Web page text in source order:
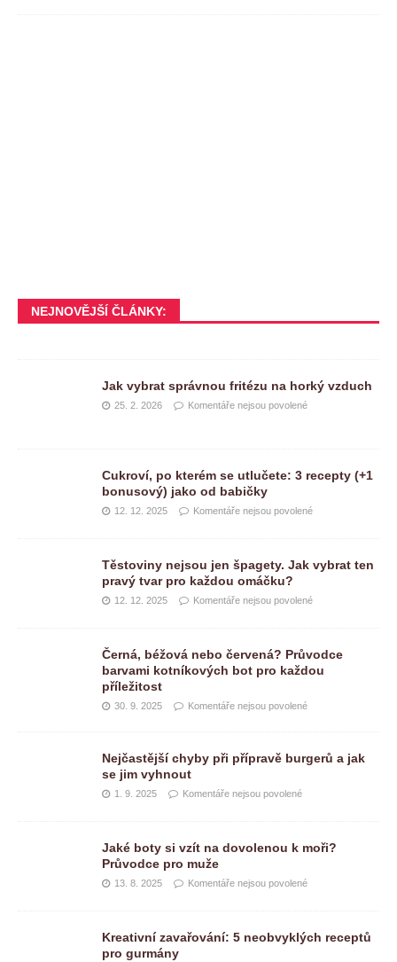
NEJNOVĚJŠÍ ČLÁNKY:
Jak vybrat správnou fritézu na horký vzduch
25. 2. 2026 Komentáře nejsou povolené
Cukroví, po kterém se utlučete: 3 recepty (+1
bonusový) jako od babičky
12. 12. 2025 Komentáře nejsou povolené
Těstoviny nejsou jen špagety. Jak vybrat ten
pravý tvar pro každou omáčku?
12. 12. 2025 Komentáře nejsou povolené
Černá, béžová nebo červená? Průvodce
barvami kotníkových bot pro každou
příležitost
30. 9. 2025 Komentáře nejsou povolené
Nejčastější chyby při přípravě burgerů a jak
se jim vyhnout
1. 9. 2025 Komentáře nejsou povolené
Jaké boty si vzít na dovolenou k moři?
Průvodce pro muže
13. 8. 2025 Komentáře nejsou povolené
Kreativní zavařování: 5 neobvyklých receptů
pro gurmány